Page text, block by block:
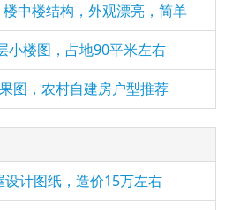
中楼结构，外观漂亮，简单
小楼图，占地90平米左右
图，农村自建房户型推荐
计图纸，造价15万左右